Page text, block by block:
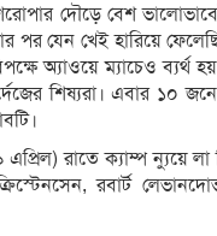
দৌড়ে বেশ
পর যেন খেই হারিয়ে
অ্যাওয়ে ম্যাচেও ব্যর্থ
শিষ্যরা। এবার ১০
এপ্রিল) রাতে ক্যাম্প ন্যুয়ে
রবার্ট